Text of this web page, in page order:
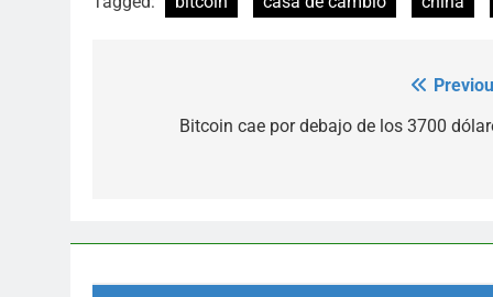
navigationBitcoin cae por debajo de los 3700